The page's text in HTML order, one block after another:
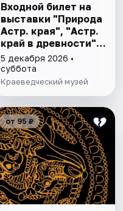
Входной билет на
выставки "Природа
Астр. края", "Астр.
край в древности",
"Заселение Астр.
края"
5 декабря 2026 •
суббота
Краеведческий музей
от 95 ₽